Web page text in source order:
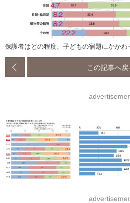
保護者はどの程度、子どもの宿題にかかわ
この記事へ戻